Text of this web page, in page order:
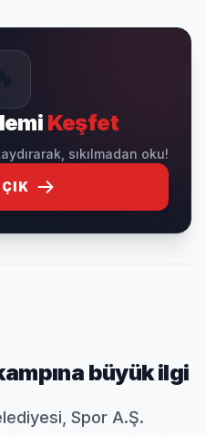
Keşfet
sıkılmadan oku!
ÇIK
büyük ilgi
Spor A.Ş.